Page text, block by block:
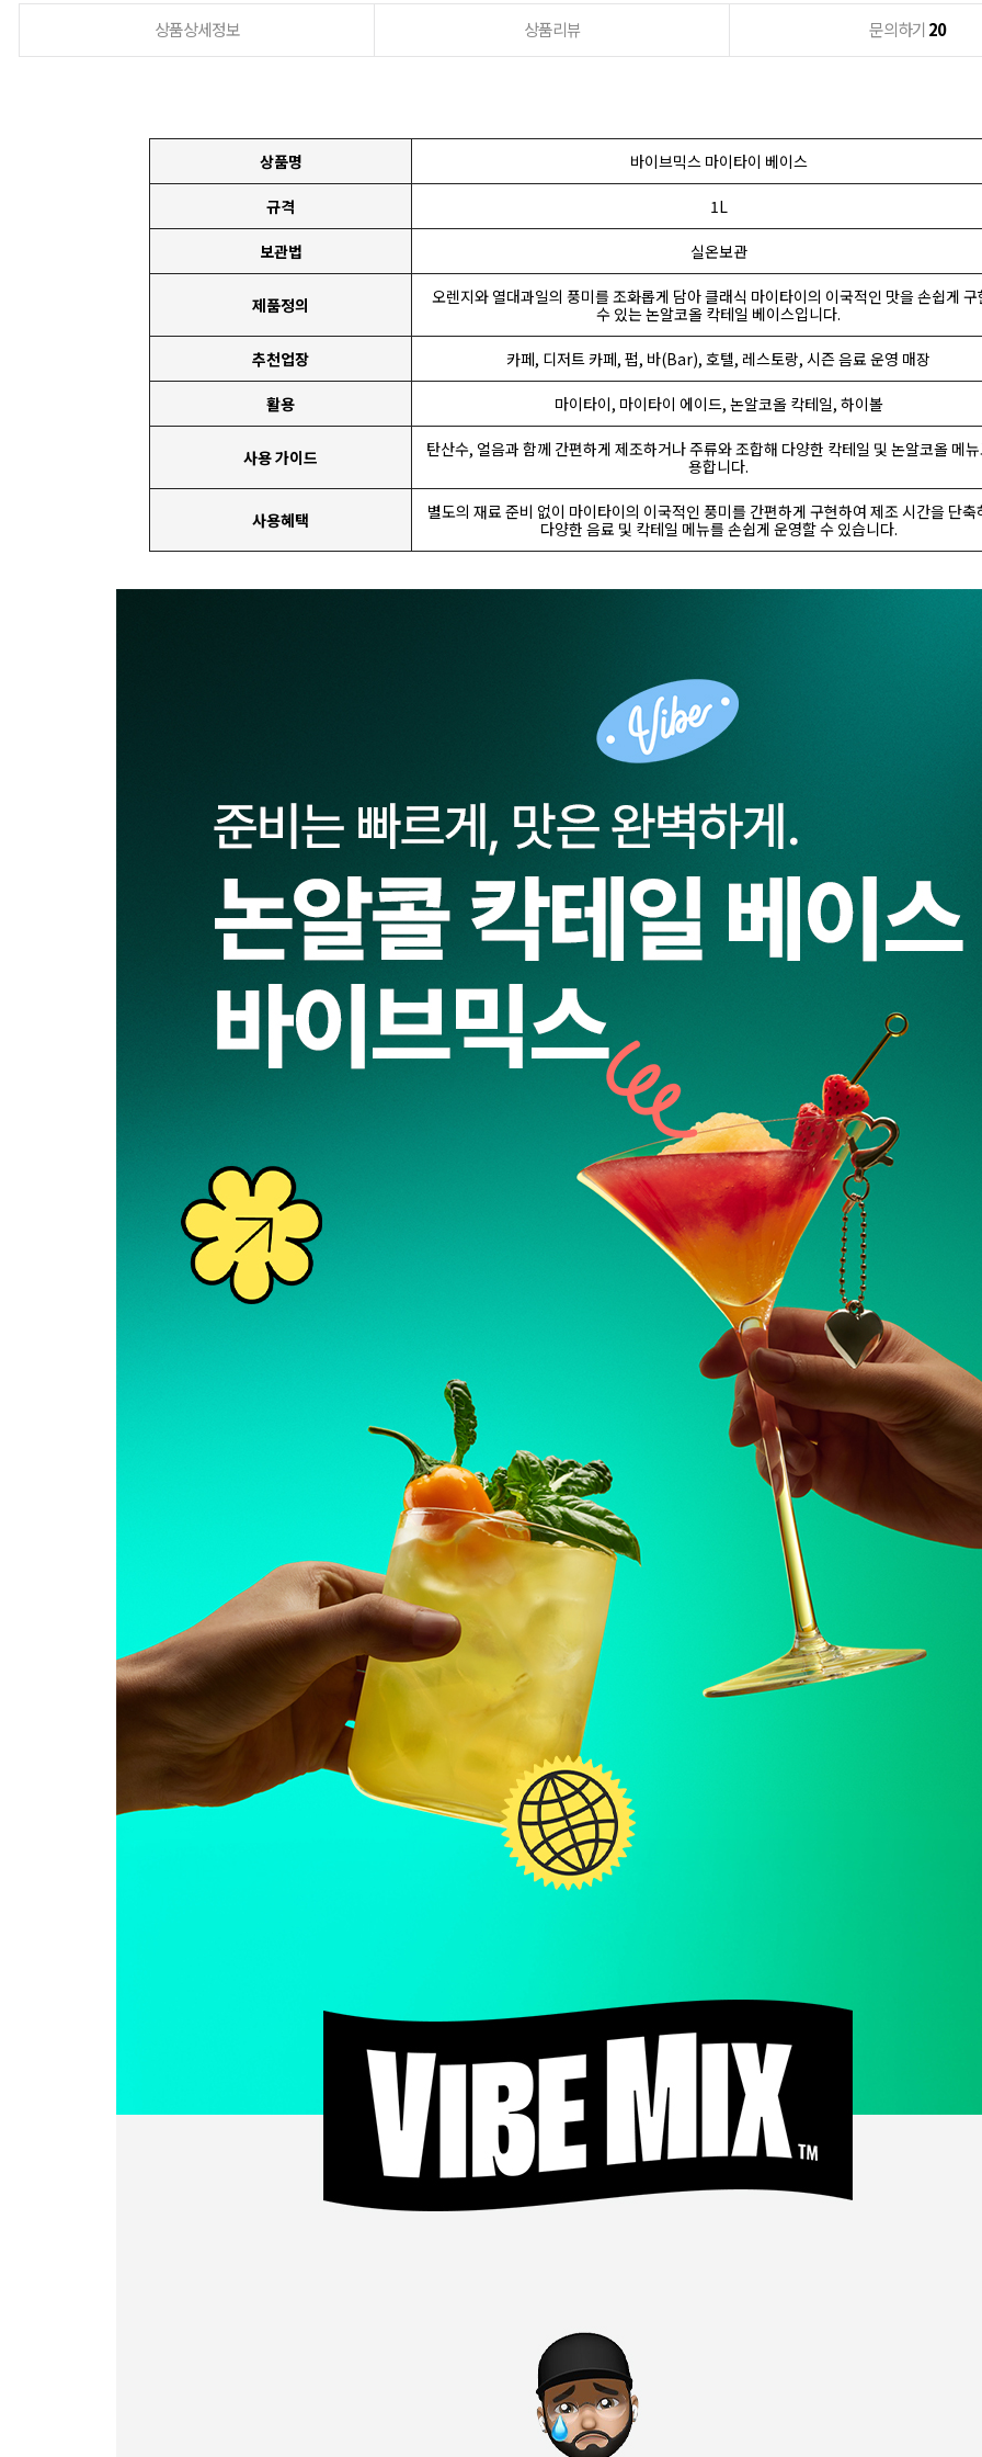
상품상세정보 상품리뷰 문의하기 20
상품명 바이브믹스 마이타이 베이스
규격 1L
보관법 실온보관
제품정의
오렌지와 열대과일의 풍미를 조화롭게 담아 클래식 마이타이의 이국적인 맛을 손쉽게 구
수 있는 논알코올 칵테일 베이스입니다.
추천업장 카페, 디저트 카페, 펍, 바(Bar), 호텔, 레스토랑, 시즌 음료 운영 매장
활용 마이타이, 마이타이 에이드, 논알코올 칵테일, 하이볼
사용 가이드
탄산수, 얼음과 함께 간편하게 제조하거나 주류와 조합해 다양한 칵테일 및 논알코올 메
용합니다.
사용혜택
별도의 재료 준비 없이 마이타이의 이국적인 풍미를 간편하게 구현하여 제조 시간을 단축
다양한 음료 및 칵테일 메뉴를 손쉽게 운영할 수 있습니다.